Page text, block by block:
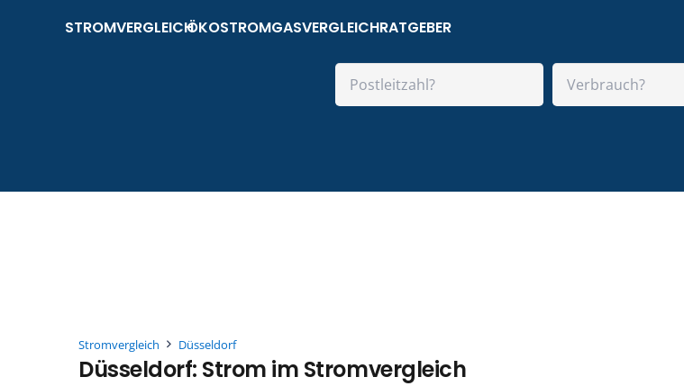
STROMVERGLEICHÖKOSTROMGASVERGLEICHRATGEBER
Stromvergleich Düsseldorf
Düsseldorf: Strom im Stromvergleich